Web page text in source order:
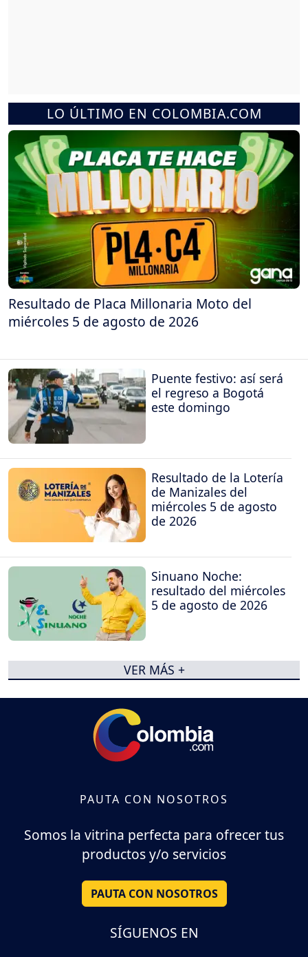
LO ÚLTIMO EN COLOMBIA.COM
Resultado de Placa Millonaria Moto del
miércoles 5 de agosto de 2026
Puente festivo: así será
el regreso a Bogotá
este domingo
Resultado de la Lotería
de Manizales del
miércoles 5 de agosto
de 2026
Sinuano Noche:
resultado del miércoles
5 de agosto de 2026
VER MÁS +
PAUTA CON NOSOTROS
Somos la vitrina perfecta para ofrecer tus
productos y/o servicios
PAUTA CON NOSOTROS
SÍGUENOS EN